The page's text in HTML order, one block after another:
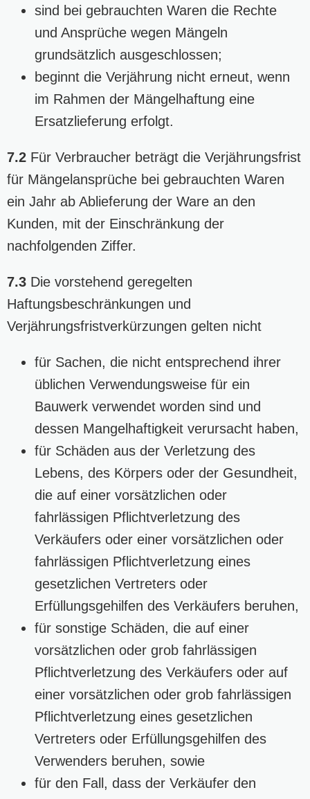
sind bei gebrauchten Waren die Rechte
und Ansprüche wegen Mängeln
grundsätzlich ausgeschlossen;
beginnt die Verjährung nicht erneut, wenn
im Rahmen der Mängelhaftung eine
Ersatzlieferung erfolgt.
7.2 Für Verbraucher beträgt die Verjährungsfrist
für Mängelansprüche bei gebrauchten Waren
ein Jahr ab Ablieferung der Ware an den
Kunden, mit der Einschränkung der
nachfolgenden Ziffer.
7.3 Die vorstehend geregelten
Haftungsbeschränkungen und
Verjährungsfristverkürzungen gelten nicht
für Sachen, die nicht entsprechend ihrer
üblichen Verwendungsweise für ein
Bauwerk verwendet worden sind und
dessen Mangelhaftigkeit verursacht haben,
für Schäden aus der Verletzung des
Lebens, des Körpers oder der Gesundheit,
die auf einer vorsätzlichen oder
fahrlässigen Pflichtverletzung des
Verkäufers oder einer vorsätzlichen oder
fahrlässigen Pflichtverletzung eines
gesetzlichen Vertreters oder
Erfüllungsgehilfen des Verkäufers beruhen,
für sonstige Schäden, die auf einer
vorsätzlichen oder grob fahrlässigen
Pflichtverletzung des Verkäufers oder auf
einer vorsätzlichen oder grob fahrlässigen
Pflichtverletzung eines gesetzlichen
Vertreters oder Erfüllungsgehilfen des
Verwenders beruhen, sowie
für den Fall, dass der Verkäufer den